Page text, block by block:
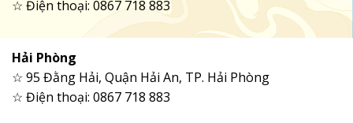
☆ Điện thoại: 0867 718 883
Hải Phòng
☆ 95 Đằng Hải, Quận Hải An, TP. Hải Phòng
☆ Điện thoại: 0867 718 883